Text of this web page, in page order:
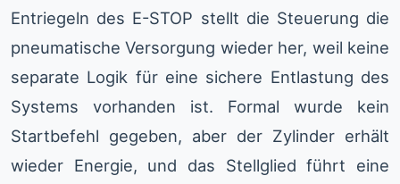
Entriegeln des E-STOP stellt die Steuerung die
pneumatische Versorgung wieder her, weil keine
separate Logik für eine sichere Entlastung des
Systems vorhanden ist. Formal wurde kein
Startbefehl gegeben, aber der Zylinder erhält
wieder Energie, und das Stellglied führt eine